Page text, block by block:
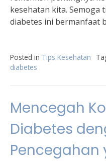
kesehatan kita. Semoga
diabetes ini bermanfaat
Posted in Tips Kesehatan
diabetes
Mencegah
Diabetes
Pencegahan